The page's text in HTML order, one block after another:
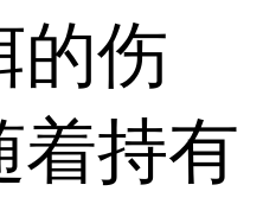
的伤
着持有